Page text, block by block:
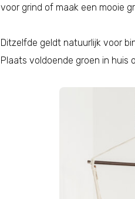
voor grind of maak een mooie
Ditzelfde geldt natuurlijk voor
Plaats voldoende groen in huis